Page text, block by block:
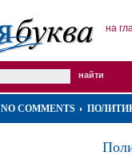
на
NO COMMENTS